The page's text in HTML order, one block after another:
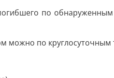
по
можно по круглосуточным